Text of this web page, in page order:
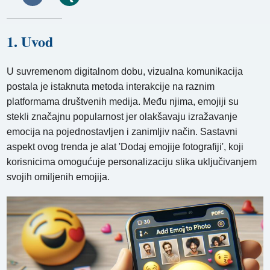
1. Uvod
U suvremenom digitalnom dobu, vizualna komunikacija
postala je istaknuta metoda interakcije na raznim
platformama društvenih medija. Među njima, emojiji su
stekli značajnu popularnost jer olakšavaju izražavanje
emocija na pojednostavljen i zanimljiv način. Sastavni
aspekt ovog trenda je alat 'Dodaj emojije fotografiji', koji
korisnicima omogućuje personalizaciju slika uključivanjem
svojih omiljenih emojija.